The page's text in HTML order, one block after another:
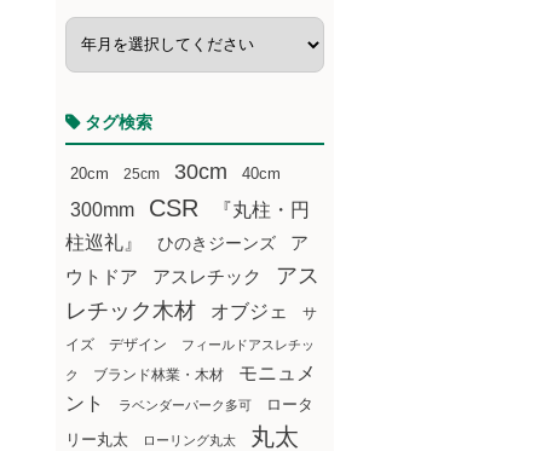
タグ検索
20cm 25cm 30cm 40cm
300mm CSR
『丸柱・円
柱巡礼』
ひのきジーンズ
ア
ウトドア
アスレチック
アス
レチック木材
オブジェ
サ
イズ
デザイン フィールドアスレチッ
ク ブランド林業・木材
モニュメ
ント
ラベンダーパーク多可
ロータ
リー丸太
ローリング丸太 丸太